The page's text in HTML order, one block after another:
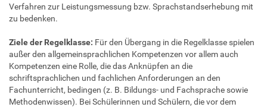
Verfahren zur Leistungsmessung bzw. Sprachstandserhebung mit
zu bedenken.
Ziele der Regelklasse: Für den Übergang in die Regelklasse spielen
außer den allgemeinsprachlichen Kompetenzen vor allem auch
Kompetenzen eine Rolle, die das Anknüpfen an die
schriftsprachlichen und fachlichen Anforderungen an den
Fachunterricht, bedingen (z. B. Bildungs- und Fachsprache sowie
Methodenwissen). Bei Schülerinnen und Schülern, die vor dem